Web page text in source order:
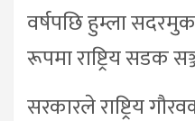
वर्षपछि हुम्ला
रूपमा राष्ट्रिय सडक
सरकारले राष्ट्रिय